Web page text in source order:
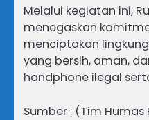
Melalui kegiatan ini,
menegaskan
menciptakan
yang bersih, aman,
handphone ilegal
Sumber : (Tim